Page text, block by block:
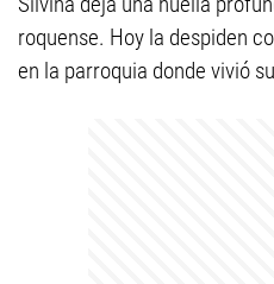
roquense. Hoy la despiden
en la parroquia donde vivió